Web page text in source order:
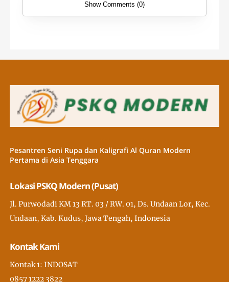
Show Comments (0)
Pesantren Seni Rupa dan Kaligrafi Al Quran Modern
Pertama di Asia Tenggara
Lokasi PSKQ Modern (Pusat)
Jl. Purwodadi KM 13 RT. 03 / RW. 01, Ds. Undaan Lor, Kec.
Undaan, Kab. Kudus, Jawa Tengah, Indonesia
Kontak Kami
Kontak 1: INDOSAT
0857 1222 3822